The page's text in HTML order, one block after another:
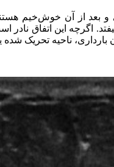
بعد از آن خوش‌خیم
اگرچه این اتفاق نادر